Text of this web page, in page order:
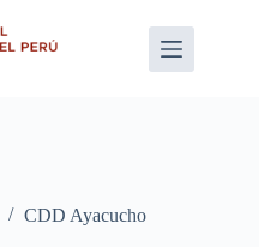
CDD Ayacucho